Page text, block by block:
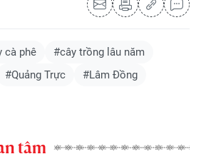
cà phê
#cây trồng lâu năm
#Quảng Trực #Lâm Đồng
tâm